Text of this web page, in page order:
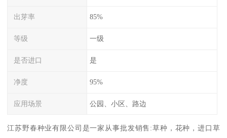
出芽率 85%
等级 一级
是否进口 是
净度 95%
应用场景 公园、小区、路边
江苏野春种业有限公司是一家从事批发销售:草种，花种，进口草